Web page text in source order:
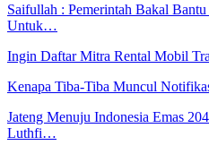
Saifullah : Pemerintah Bakal
Untuk…
Ingin Daftar Mitra Rental Mobil
Kenapa Tiba-Tiba Muncul
Jateng Menuju Indonesia Emas
Luthfi…